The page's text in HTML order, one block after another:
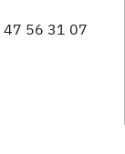
47 56 31 07